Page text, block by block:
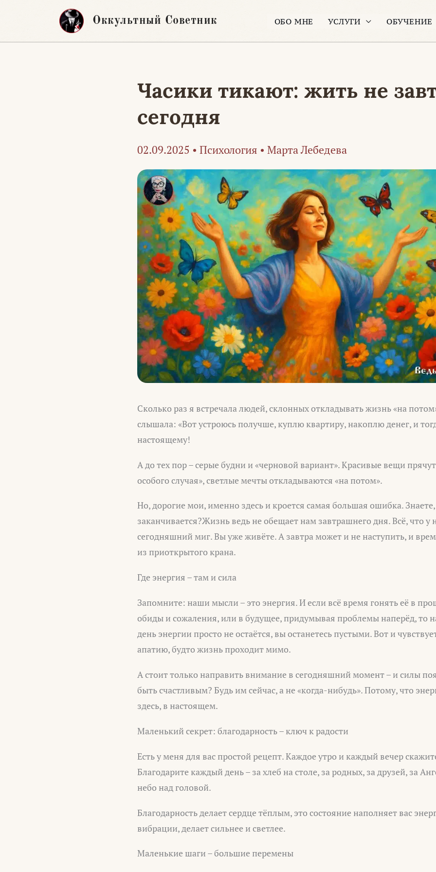
Оккультный Советник ОБО МНЕ УСЛУГИ ОБУЧЕНИЕ
Часики тикают: жить не
сегодня
02.09.2025 • Психология • Марта Лебедева
Сколько раз я встречала людей, склонных откладывать жизнь «на
слышала: «Вот устроюсь получше, куплю квартиру, накоплю денег, и
настоящему!
А до тех пор – серые будни и «черновой вариант». Красивые вещи
особого случая», светлые мечты откладываются «на потом».
Но, дорогие мои, именно здесь и кроется самая большая ошибка.
заканчивается?Жизнь ведь не обещает нам завтрашнего дня. Всё, что у
сегодняшний миг. Вы уже живёте. А завтра может и не наступить, и
из приоткрытого крана.
Где энергия – там и сила
Запомните: наши мысли – это энергия. И если всё время гонять её в
обиды и сожаления, или в будущее, придумывая проблемы наперёд, то
день энергии просто не остаётся, вы останетесь пустыми. Вот и
апатию, будто жизнь проходит мимо.
А стоит только направить внимание в сегодняшний момент – и силы
быть счастливым? Будь им сейчас, а не «когда-нибудь». Потому, что
здесь, в настоящем.
Маленький секрет: благодарность – ключ к радости
Есть у меня для вас простой рецепт. Каждое утро и каждый вечер
Благодарите каждый день – за хлеб на столе, за родных, за друзей, за
небо над головой.
Благодарность делает сердце тёплым, это состояние наполняет вас
вибрации, делает сильнее и светлее.
Маленькие шаги – большие перемены